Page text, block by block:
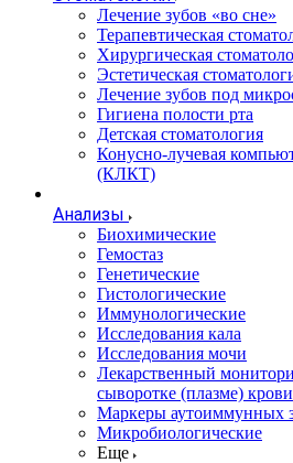
Лечение зубов «во сне»
Терапевтическая
Хирургическая
Эстетическая
Лечение зубов под
Гигиена полости рта
Детская стоматология
Конусно-лучевая
(КЛКТ)
Анализы
Биохимические
Гемостаз
Генетические
Гистологические
Иммунологические
Исследования кала
Исследования мочи
Лекарственный
сыворотке (плазме) крови
Маркеры аутоиммунных
Микробиологические
Еще